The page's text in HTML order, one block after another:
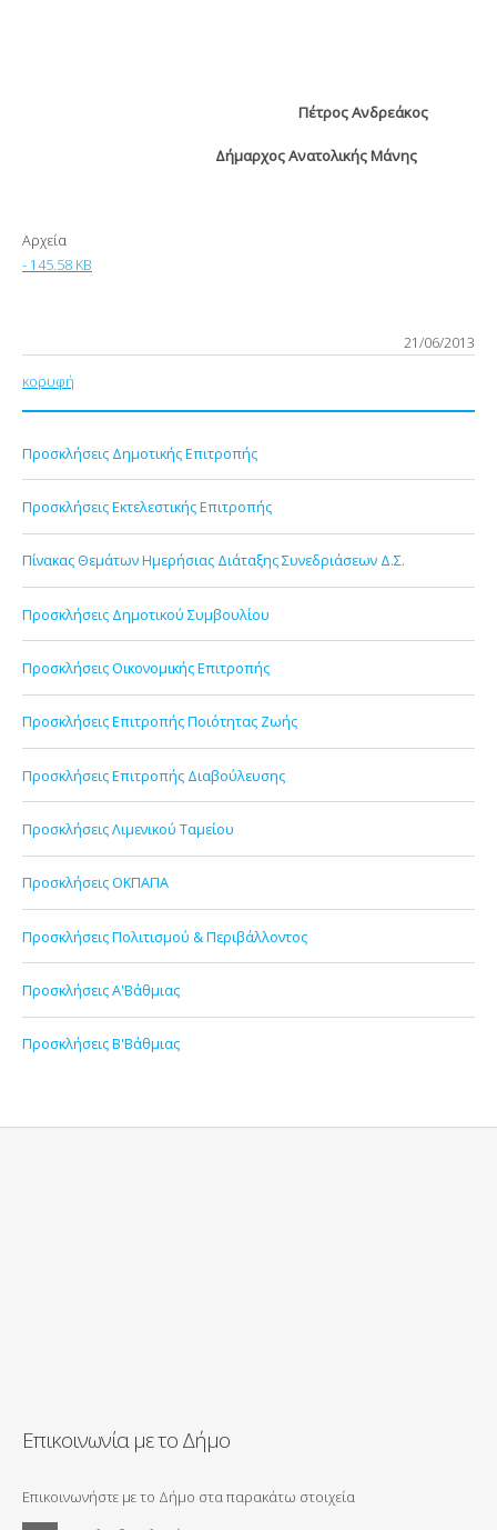
Πέτρος Ανδρεάκος
Δήμαρχος Ανατολικής Μάνης
Αρχεία
- 145.58 KB
21/06/2013
κορυφή
Προσκλήσεις Δημοτικής Επιτροπής
Προσκλήσεις Εκτελεστικής Επιτροπής
Πίνακας Θεμάτων Ημερήσιας Διάταξης Συνεδριάσεων Δ.Σ.
Προσκλήσεις Δημοτικού Συμβουλίου
Προσκλήσεις Οικονομικής Επιτροπής
Προσκλήσεις Επιτροπής Ποιότητας Ζωής
Προσκλήσεις Επιτροπής Διαβούλευσης
Προσκλήσεις Λιμενικού Ταμείου
Προσκλήσεις ΟΚΠΑΠΑ
Προσκλήσεις Πολιτισμού & Περιβάλλοντος
Προσκλήσεις Α'Βάθμιας
Προσκλήσεις Β'Βάθμιας
Επικοινωνία με το Δήμο
Επικοινωνήστε με το Δήμο στα παρακάτω στοιχεία